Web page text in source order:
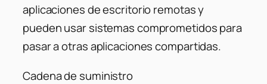
aplicaciones de escritorio remotas y
pueden usar sistemas comprometidos para
pasar a otras aplicaciones compartidas.
Cadena de suministro